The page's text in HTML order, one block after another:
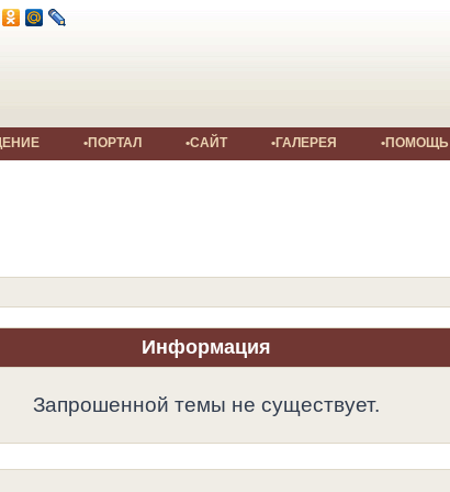
•ПОРТАЛ •САЙТ •ГАЛЕРЕЯ •ПОМОЩЬ
Информация
Запрошенной темы не существует.